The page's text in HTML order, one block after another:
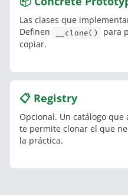
Las clases que
Definen
__clone()
para
copiar.
📋 Registry
Opcional. Un catálogo
te permite clonar el que
la práctica.